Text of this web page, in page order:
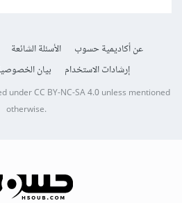
عن أكاديمية حسوب الأسئلة الشائعة
إرشادات الاستخدام
بيان
underCC BY-NC-SA 4.0unless mentioned
otherwise.